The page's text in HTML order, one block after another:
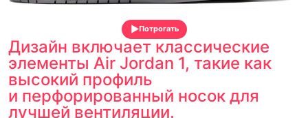
Потрогать
Дизайн включает классические
элементы Air Jordan 1, такие как
высокий профиль
и перфорированный носок для
лучшей вентиляции.